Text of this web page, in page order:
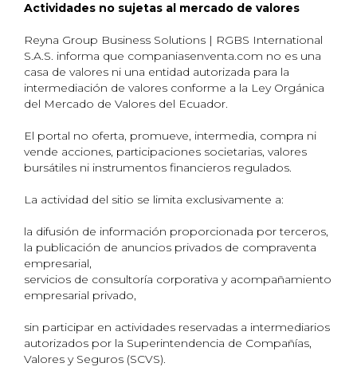
Actividades no sujetas al mercado de valores
Reyna Group Business Solutions | RGBS International
S.A.S. informa que companiasenventa.com no es una
casa de valores ni una entidad autorizada para la
intermediación de valores conforme a la Ley Orgánica
del Mercado de Valores del Ecuador.
El portal no oferta, promueve, intermedia, compra ni
vende acciones, participaciones societarias, valores
bursátiles ni instrumentos financieros regulados.
La actividad del sitio se limita exclusivamente a:
la difusión de información proporcionada por terceros,
la publicación de anuncios privados de compraventa
empresarial,
servicios de consultoría corporativa y acompañamiento
empresarial privado,
sin participar en actividades reservadas a intermediarios
autorizados por la Superintendencia de Compañías,
Valores y Seguros (SCVS).